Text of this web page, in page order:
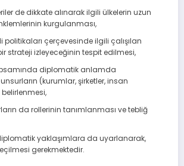
de dikkate alınarak ilgili ülkelerin uzun
kurgulanması,
politikaları çerçevesinde ilgili çalışılan
strateji izleyeceğinin tespit edilmesi,
diplomatik anlamda
(kurumlar, şirketler, insan
da rollerinin tanımlanması ve tebliğ
yaklaşımlara da uyarlanarak,
gerekmektedir.